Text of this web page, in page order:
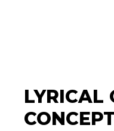
LYRICAL